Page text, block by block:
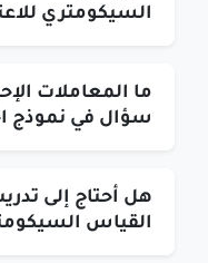
السيكومتري
سؤال في نموذج
القياس